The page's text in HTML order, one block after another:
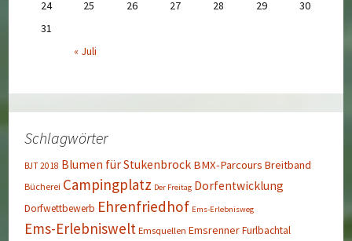
24
25 26 27 28 29
30
31
« Juli
Schlagwörter
BJT 2018 Blumen für Stukenbrock BMX-Parcours Breitband
Bücherei Campingplatz Der Freitag Dorfentwicklung
Dorfwettbewerb Ehrenfriedhof Ems-Erlebnisweg
Ems-Erlebniswelt Emsquellen EmsrennerFurlbachtal